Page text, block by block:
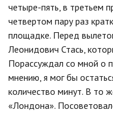
четыре-пять, в третьем
четвертом пару раз
площадке. Перед
Леонидович Стась,
Порассуждал со мной о
мнению, я мог бы
количество минут. В то
«Лондона».